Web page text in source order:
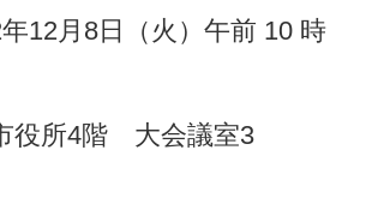
12月8日（火） 午前 10 時
役所4階 大会議室3